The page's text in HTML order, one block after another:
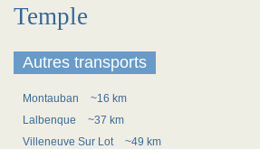
Temple
Autres transports
Montauban
~16 km
Lalbenque
~37 km
Villeneuve Sur Lot
~49 km